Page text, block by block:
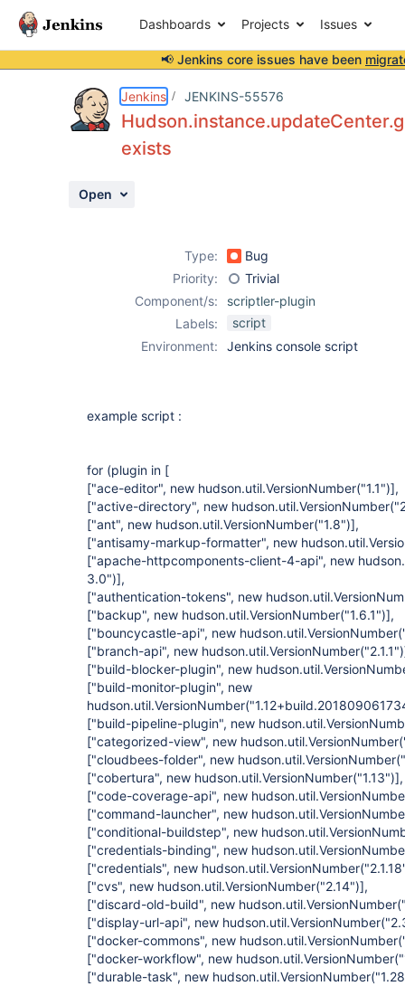
Dashboards Projects Issues
📢 Jenkins core issues have been
Jenkins JENKINS-55576
exists
Open
Type:
Bug
Priority:
Trivial
Component/s:
scriptler-plugin
Labels:
script
Environment:
Jenkins console script
example script :
for (plugin in [
["ace-editor", new hudson.util.VersionNumber("1.1")],
["active-directory", new
["ant", new hudson.util.VersionNumber("1.8")],
["antisamy-markup-formatter", new
["apache-httpcomponents-client-4-api", new
3.0")],
["authentication-tokens", new
["backup", new hudson.util.VersionNumber("1.6.1")],
["bouncycastle-api", new
["branch-api", new
["build-blocker-plugin", new
["build-monitor-plugin", new
["build-pipeline-plugin", new
["categorized-view", new
["cloudbees-folder", new
["cobertura", new hudson.util.VersionNumber("1.13")],
["code-coverage-api", new
["command-launcher", new
["conditional-buildstep", new
["credentials-binding", new
["credentials", new
["cvs", new hudson.util.VersionNumber("2.14")],
["discard-old-build", new
["display-url-api", new
["docker-commons", new
["docker-workflow", new
["durable-task", new